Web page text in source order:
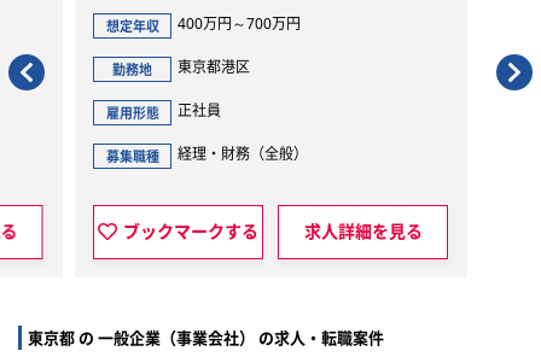
る
想定年収 400万円～700万円
勤務地 東京都港区
雇用形態 正社員
募集職種 経理・財務（全般）
ブックマークする 求人詳細を見る
東京都 の 一般企業（事業会社） の求人・転職案件